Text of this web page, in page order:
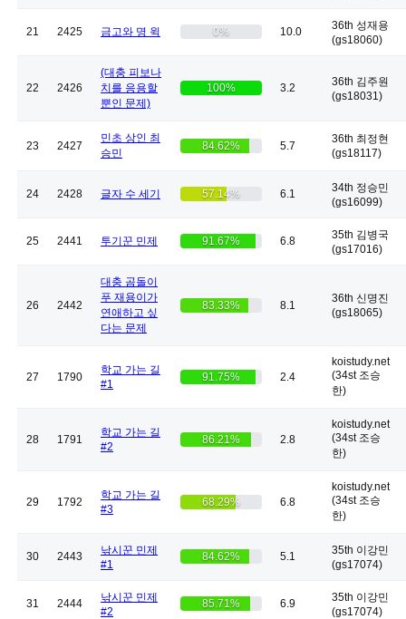
21 2425 금고와 명 윅 0% 10.0
36th 성재용
(gs18060)
22 2426
(대충 피보나
치를 응용할
뿐인 문제)
100% 3.2
36th 김주원
(gs18031)
23 2427
민초 상인 최
승민
84.62% 5.7
36th 최정현
(gs18117)
24 2428 글자 수 세기 57.14% 6.1
34th 정승민
(gs16099)
25 2441 투기꾼 민제 91.67% 6.8
35th 김병국
(gs17016)
26 2442
대충 곰돌이
푸 재용이가
연애하고 싶
다는 문제
83.33% 8.1
36th 신명진
(gs18065)
27 1790
학교 가는 길
#1
91.75% 2.4
koistudy.net
(34st 조승
한)
28 1791
학교 가는 길
#2
86.21% 2.8
koistudy.net
(34st 조승
한)
29 1792
학교 가는 길
#3
68.29% 6.8
koistudy.net
(34st 조승
한)
30 2443
낚시꾼 민제
#1
84.62% 5.1
35th 이강민
(gs17074)
31 2444
낚시꾼 민제
#2
85.71% 6.9
35th 이강민
(gs17074)